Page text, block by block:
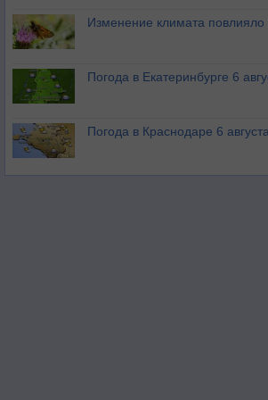
Изменение климата
Погода в Екатеринбурге 6
Погода в Краснодаре 6